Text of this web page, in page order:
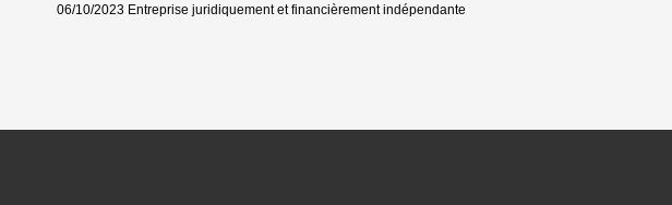
06/10/2023 Entreprise juridiquement et financièrement indépendante